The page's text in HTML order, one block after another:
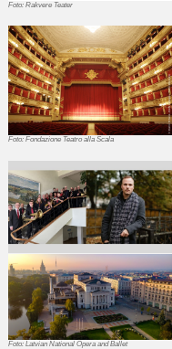
Foto: Rakvere Teater
Foto: Fondazione Teatro alla Scala
Foto: Latvian National Opera and Ballet